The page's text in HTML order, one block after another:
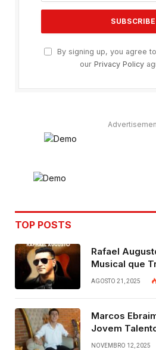
By signing up, you agree
our Privacy Policy
TOP POSTS
Rafael
Musical que
AGOSTO 21, 2025
Marcos
Jovem
NOVEMBRO 12, 2025